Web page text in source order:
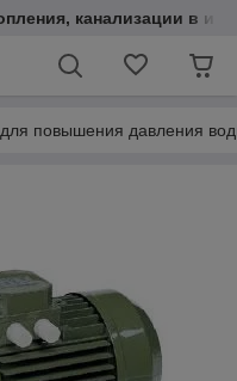
канализации в
повышения давления